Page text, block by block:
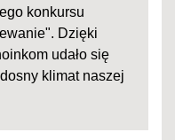
konkursu
Dzięki
udało się
klimat naszej